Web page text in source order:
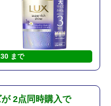
まで
が 2点同時購入で